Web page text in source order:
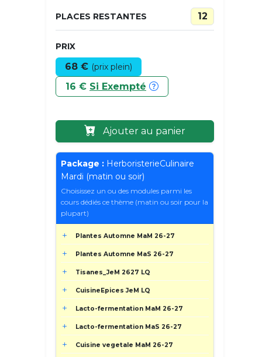
PLACES RESTANTES 12
PRIX
68 € (prix plein)
16 € Si Exempté
Ajouter au panier
Package : HerboristerieCulinaire
Mardi (matin ou soir)
Choisissez un ou des modules parmi les
cours dédiés ce thème (matin ou soir pour la
plupart)
Plantes Automne MaM 26-27
Plantes Automne MaS 26-27
Tisanes_JeM 2627 LQ
CuisineEpices JeM LQ
Lacto-fermentation MaM 26-27
Lacto-fermentation MaS 26-27
Cuisine vegetale MaM 26-27